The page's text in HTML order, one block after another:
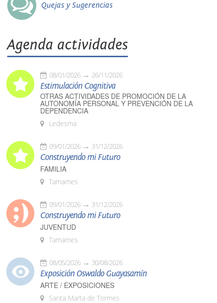
Quejas y Sugerencias
Agenda actividades
08/01/2026 26/11/2026
Estimulación Cognitiva
OTRAS ACTIVIDADES DE PROMOCIÓN DE LA
AUTONOMÍA PERSONAL Y PREVENCIÓN DE LA
DEPENDENCIA
Ledesma
09/01/2026 31/12/2026
Construyendo mi Futuro
FAMILIA
Tamames
09/01/2026 31/12/2026
Construyendo mi Futuro
JUVENTUD
Tamames
08/05/2026 30/08/2026
Exposición Oswaldo Guayasamín
ARTE / EXPOSICIONES
Santa Marta de Tormes